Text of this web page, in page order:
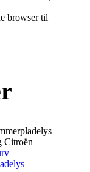
browser til